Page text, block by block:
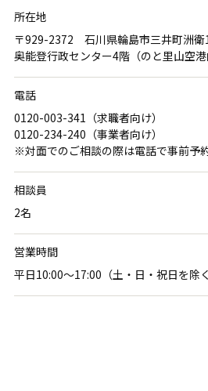
所在地
〒929-2372 石川県輪島市三井町洲衛
奥能登行政センター4階（のと里山空港
電話
0120-003-341 （求職者向け）
0120-234-240 （事業者向け）
※対面でのご相談の際は電話で事前予
相談員
2名
営業時間
平日10:00〜17:00（土・日・祝日を除く